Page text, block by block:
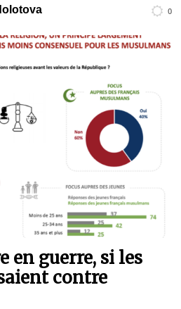
Articles 0
en guerre, si les
contre